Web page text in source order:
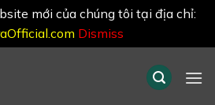
mới của chúng tôi tại địa chỉ:
Dismiss